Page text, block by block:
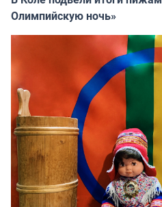
Олимпийскую ночь»